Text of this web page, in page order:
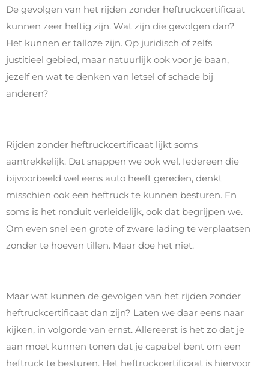
De gevolgen van het rijden zonder heftruckcertificaat
kunnen zeer heftig zijn. Wat zijn die gevolgen dan?
Het kunnen er talloze zijn. Op juridisch of zelfs
justitieel gebied, maar natuurlijk ook voor je baan,
jezelf en wat te denken van letsel of schade bij
anderen?
Rijden zonder heftruckcertificaat lijkt soms
aantrekkelijk. Dat snappen we ook wel. Iedereen die
bijvoorbeeld wel eens auto heeft gereden, denkt
misschien ook een heftruck te kunnen besturen. En
soms is het ronduit verleidelijk, ook dat begrijpen we.
Om even snel een grote of zware lading te verplaatsen
zonder te hoeven tillen. Maar doe het niet.
Maar wat kunnen de gevolgen van het rijden zonder
heftruckcertificaat dan zijn? Laten we daar eens naar
kijken, in volgorde van ernst. Allereerst is het zo dat je
aan moet kunnen tonen dat je capabel bent om een
heftruck te besturen. Het heftruckcertificaat is hiervoor